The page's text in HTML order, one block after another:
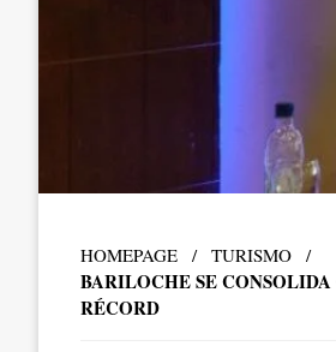
HOMEPAGE TURISMO
BARILOCHE SE
RÉCORD